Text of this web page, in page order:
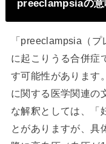
preeclampsiaの意
「preeclampsia（
に起こりうる合併症
す可能性があります
に関する医学関連の
な解釈としては、「
とがありますが、具